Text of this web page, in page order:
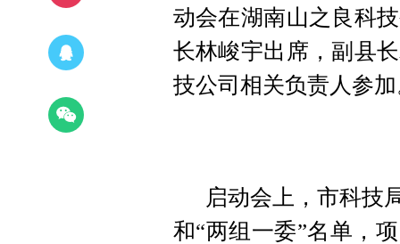
动会在湖南山之良科
长林峻宇出席，副县
技公司相关负责人参
启动会上，市科技
和“两组一委”名单，